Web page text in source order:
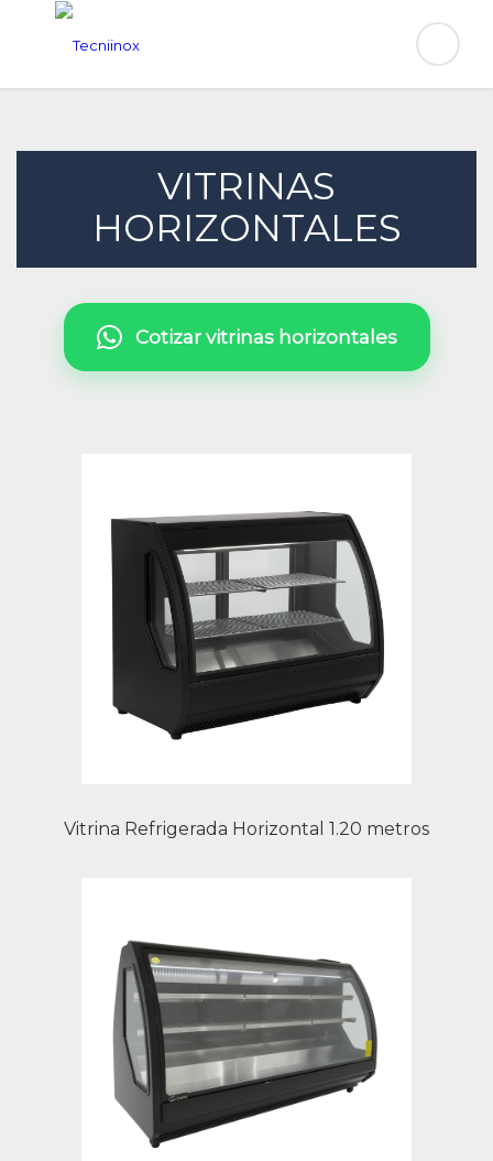
VITRINAS
HORIZONTALES
Cotizar vitrinas horizontales
Vitrina Refrigerada Horizontal 1.20 metros